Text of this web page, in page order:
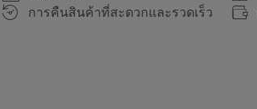
การคืนสินค้าที่สะดวกและรวดเร็ว